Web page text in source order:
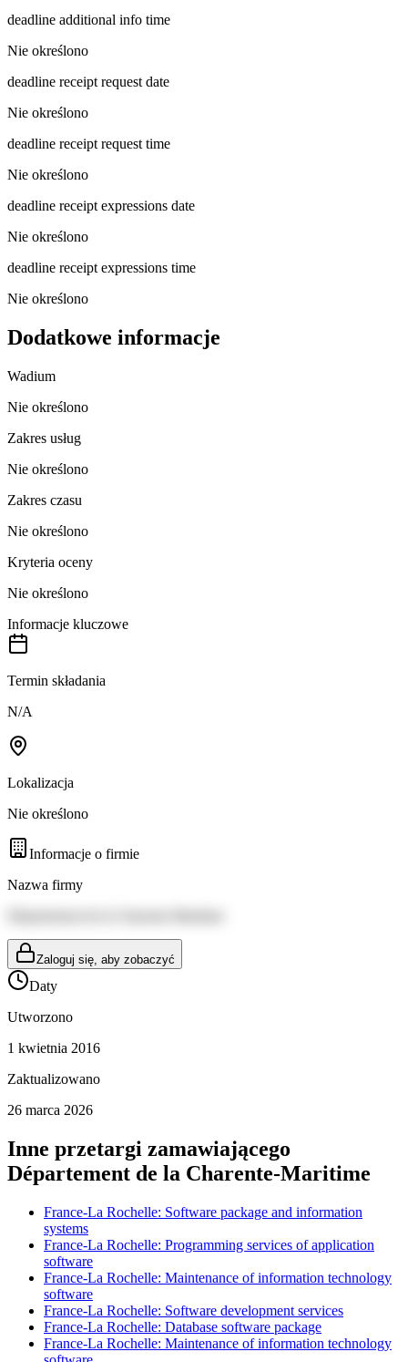
deadline additional info time
Nie określono
deadline receipt request date
Nie określono
deadline receipt request time
Nie określono
deadline receipt expressions date
Nie określono
deadline receipt expressions time
Nie określono
Dodatkowe informacje
Wadium
Nie określono
Zakres usług
Nie określono
Zakres czasu
Nie określono
Kryteria oceny
Nie określono
Informacje kluczowe
Termin składania
N/A
Lokalizacja
Nie określono
Informacje o firmie
Nazwa firmy
Zaloguj się, aby zobaczyć
Daty
Utworzono
1 kwietnia 2016
Zaktualizowano
26 marca 2026
Inne przetargi zamawiającego
Département de la Charente-Maritime
France-La Rochelle: Software package and information
systems
France-La Rochelle: Programming services of application
software
France-La Rochelle: Maintenance of information technology
software
France-La Rochelle: Software development services
France-La Rochelle: Database software package
France-La Rochelle: Maintenance of information technology